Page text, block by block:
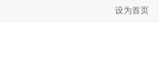
设为首页